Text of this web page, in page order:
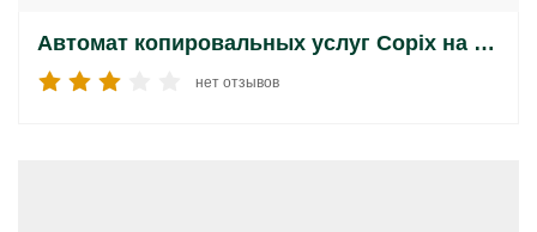
Автомат копировальных услуг Copix на Липецкой улице
нет отзывов